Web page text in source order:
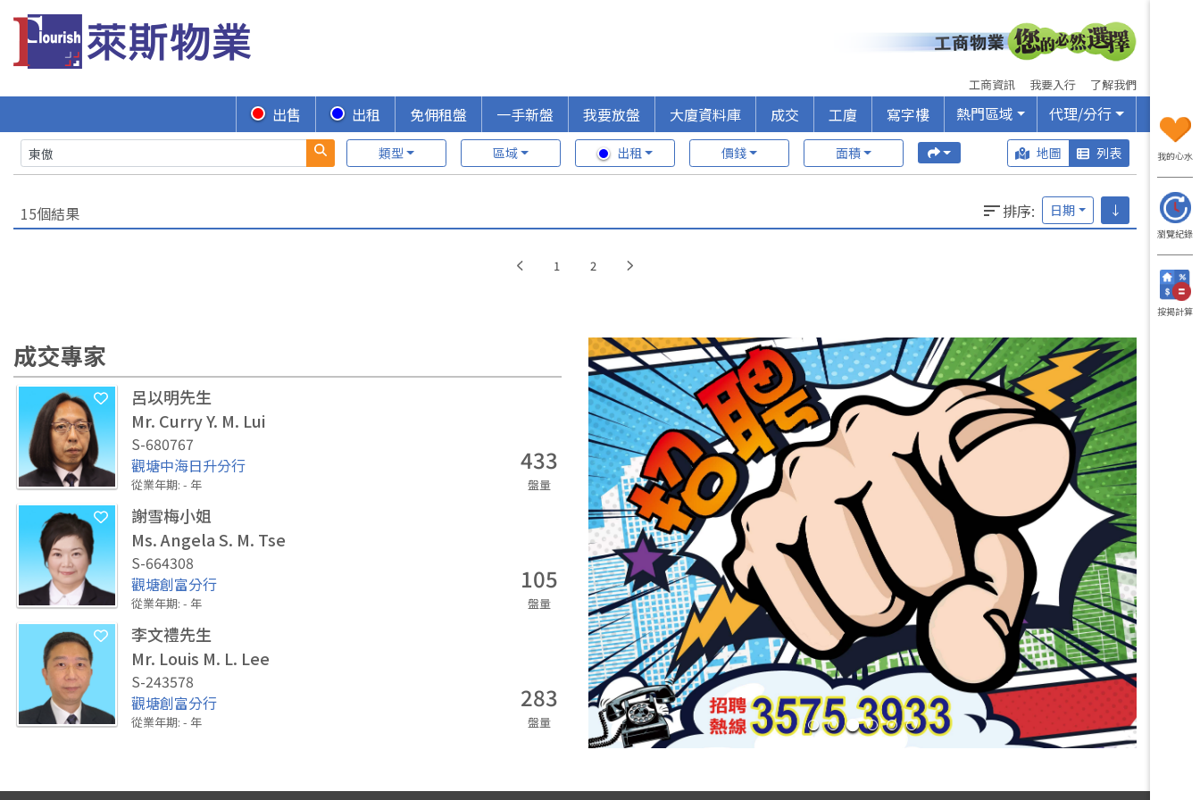
工商資訊 我要入行 了解我們
出售 出租 免佣租盤 一手新盤 我要放盤 大廈資料庫 成交 工廈 寫字樓 熱門區域 代理/分行
類型 區域 出租 價錢 面積 地圖 列表
15個結果 排序: 日期 ↓
1 2
成交專家
呂以明先生
Mr. Curry Y. M. Lui
S-680767
觀塘中海日升分行
從業年期: - 年
433
盤量
謝雪梅小姐
Ms. Angela S. M. Tse
S-664308
觀塘創富分行
從業年期: - 年
105
盤量
李文禮先生
Mr. Louis M. L. Lee
S-243578
觀塘創富分行
從業年期: - 年
283
盤量
我的心水
瀏覽紀錄
按揭計算